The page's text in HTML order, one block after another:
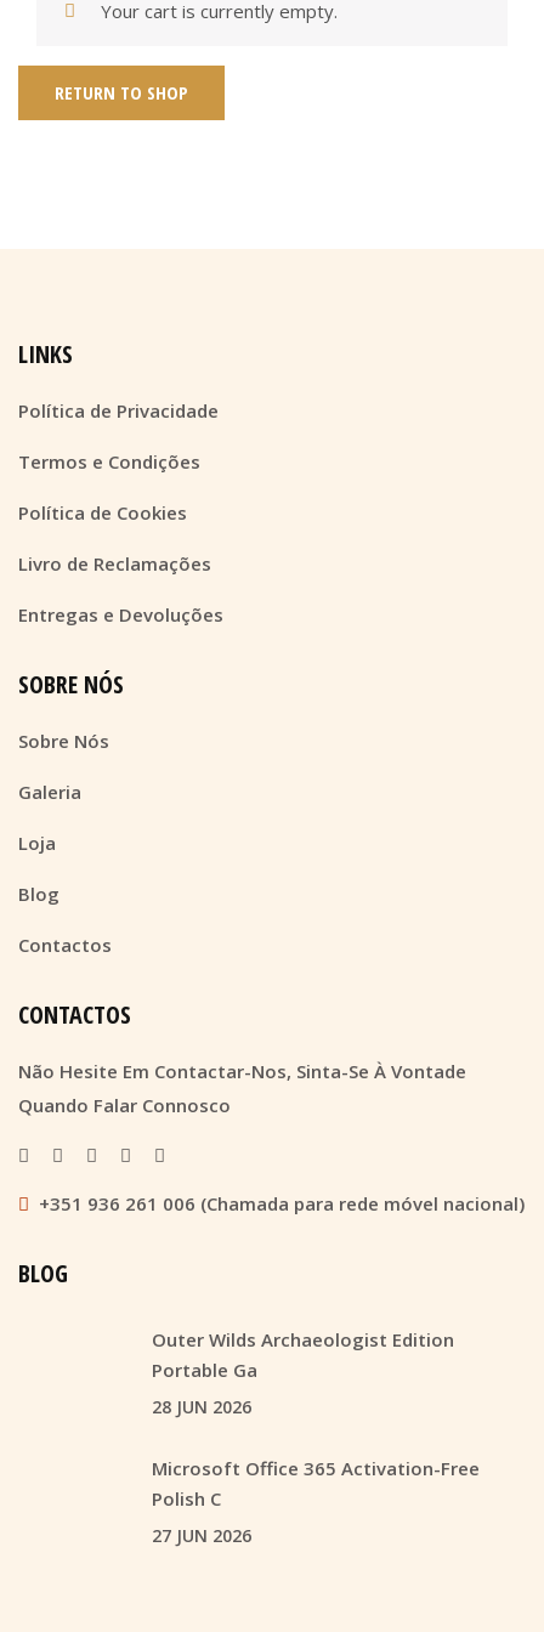
Your cart is currently empty.
RETURN TO SHOP
LINKS
Política de Privacidade
Termos e Condições
Política de Cookies
Livro de Reclamações
Entregas e Devoluções
SOBRE NÓS
Sobre Nós
Galeria
Loja
Blog
Contactos
CONTACTOS
Não Hesite Em Contactar-Nos, Sinta-Se À Vontade
Quando Falar Connosco
+351 936 261 006 (Chamada para rede móvel nacional)
BLOG
Outer Wilds Archaeologist Edition
Portable Ga
28 JUN 2026
Microsoft Office 365 Activation-Free
Polish C
27 JUN 2026